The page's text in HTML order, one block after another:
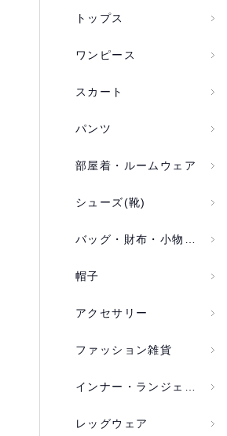
トップス
ワンピース
スカート
パンツ
部屋着・ルームウェア
シューズ(靴)
バッグ・財布・小物入れ
帽子
アクセサリー
ファッション雑貨
インナー・ランジェリー
レッグウェア